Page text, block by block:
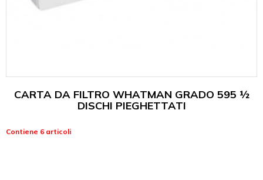
CARTA DA FILTRO WHATMAN GRADO 595 ½
DISCHI PIEGHETTATI
Contiene 6 articoli